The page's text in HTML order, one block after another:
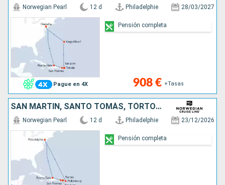
Pague en 4X
Norwegian Pearl 12 d Philadelphie 28/03/2027
908 € +Tasas
Pensión completa
SAN MARTÍN, SANTO TOMÁS, TÓRTOLA, PORTO RICO, REPÚBLICA DOMINICANA, ESTADOS UNIDOS
Norwegian Pearl 12 d Philadelphie 23/12/2026
Pensión completa